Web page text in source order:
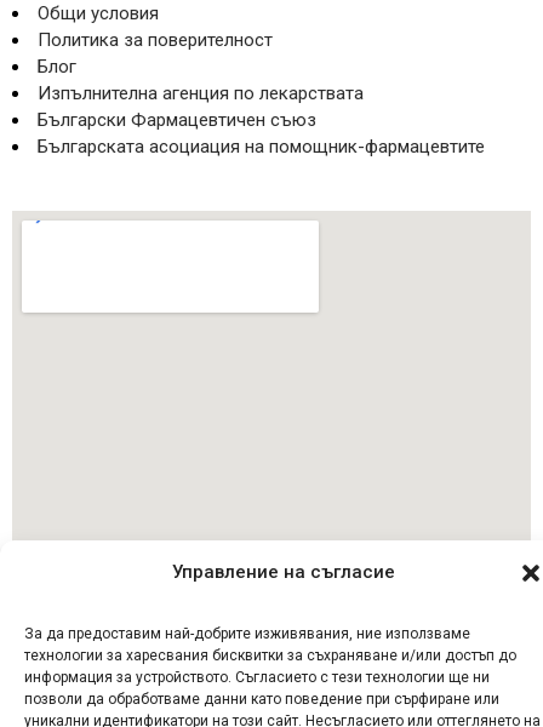
Управление на съгласие
За да предоставим най-добрите изживявания, ние използваме
технологии за харесвания бисквитки за съхраняване и/или достъп до
информация за устройството. Съгласието с тези технологии ще ни
позволи да обработваме данни като поведение при сърфиране или
уникални идентификатори на този сайт. Несъгласието или оттеглянето на
Общи условия
Политика за поверителност
Блог
Изпълнителна агенция по лекарствата
Български Фармацевтичен съюз
Българската асоциация на помощник-фармацевтите
© 2023 Аптека Дина Мед, Всички права запазени
Дизайн и изработка на уебсайт отTradeon.bg